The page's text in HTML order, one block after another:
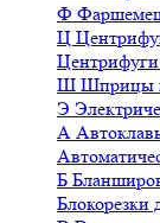
Ф
Ц
Ш Шприцы
Э
А
Б
Блокорезки